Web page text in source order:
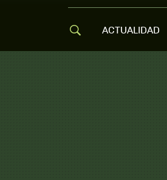
ACTUALIDAD